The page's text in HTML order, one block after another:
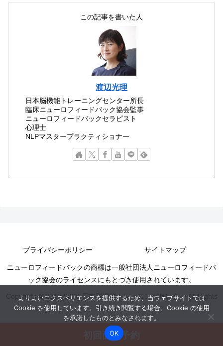
この記事を書いた人
渡辺光理
日本脳機能トレーニングセンター所長
臨床ニューロフィードバック協会監事
ニューロフィードバックセラピスト
心理士
NLPマスタープラクティショナー
プライバシーポリシー サイトマップ
ニューロフィードバックの商標は一般社団法人ニューロフィードバ
ック協会のライセンスにもとづき使用されています。
Copyright © 2010-2026 日本脳機能トレーニングセンター All Rights
Reserved.
初回面談予約
よりよいエクスペリエンスを提供するため、当ウェブサイトでは
Cookie を使用しています。引き続き閲覧する場合、Cookie の使用
を承諾したものとみなされます。
OK